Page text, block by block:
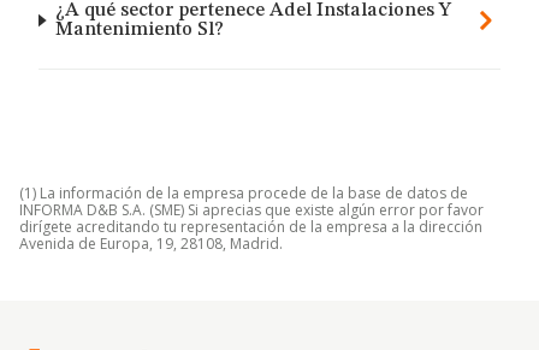
¿A qué sector pertenece Adel Instalaciones Y
Mantenimiento Sl?
(1) La información de la empresa procede de la base de datos de
INFORMA D&B S.A. (SME) Si aprecias que existe algún error por favor
dirígete acreditando tu representación de la empresa a la dirección
Avenida de Europa, 19, 28108, Madrid.